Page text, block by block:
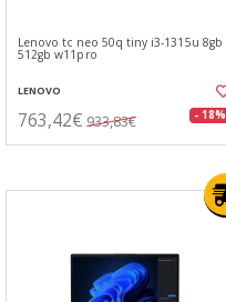
Lenovo tc neo 50q tiny i3-1315u 8gb
512gb w11pro
LENOVO
763,42€ 933,83€ - 18%